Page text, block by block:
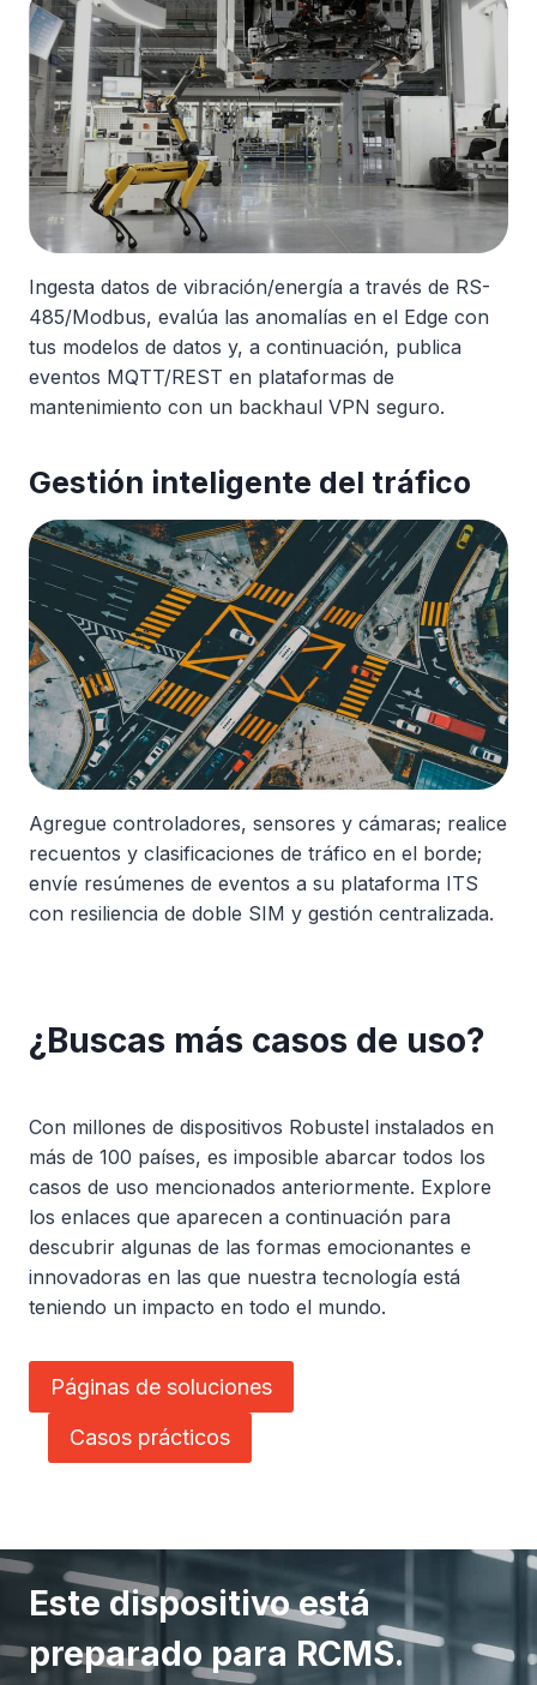
Ingesta datos de vibración/energía a través de RS-
485/Modbus, evalúa las anomalías en el Edge con
tus modelos de datos y, a continuación, publica
eventos MQTT/REST en plataformas de
mantenimiento con un backhaul VPN seguro.
Gestión inteligente del tráfico
Agregue controladores, sensores y cámaras; realice
recuentos y clasificaciones de tráfico en el borde;
envíe resúmenes de eventos a su plataforma ITS
con resiliencia de doble SIM y gestión centralizada.
¿Buscas más casos de uso?
Con millones de dispositivos Robustel instalados en
más de 100 países, es imposible abarcar todos los
casos de uso mencionados anteriormente. Explore
los enlaces que aparecen a continuación para
descubrir algunas de las formas emocionantes e
innovadoras en las que nuestra tecnología está
teniendo un impacto en todo el mundo.
Páginas de soluciones
Casos prácticos
Este dispositivo está
preparado para RCMS.